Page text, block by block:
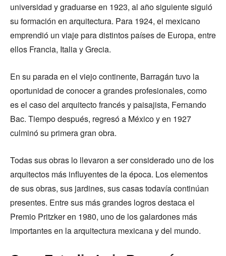
universidad y graduarse en 1923, al año siguiente siguió
su formación en arquitectura. Para 1924, el mexicano
emprendió un viaje para distintos países de Europa, entre
ellos Francia, Italia y Grecia.
En su parada en el viejo continente, Barragán tuvo la
oportunidad de conocer a grandes profesionales, como
es el caso del arquitecto francés y paisajista, Fernando
Bac. Tiempo después, regresó a México y en 1927
culminó su primera gran obra.
Todas sus obras lo llevaron a ser considerado uno de los
arquitectos más influyentes de la época. Los elementos
de sus obras, sus jardines, sus casas todavía continúan
presentes. Entre sus más grandes logros destaca el
Premio Pritzker en 1980, uno de los galardones más
importantes en la arquitectura mexicana y del mundo.